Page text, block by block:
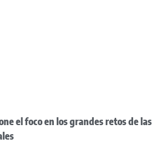
el foco en los grandes retos de las